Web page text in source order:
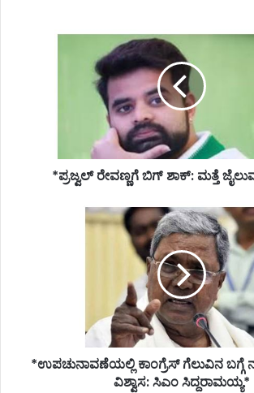
*ಪ್ರಜ್ವಲ್ ರೇವಣ್ಣಗೆ ಬಿಗ್ ಶಾಕ್: ಮತ್ತೆ
*ಉಪಚುನಾವಣೆಯಲ್ಲಿ
*ಉಪಚುನಾವಣೆಯಲ್ಲಿ ಕಾಂಗ್ರೆಸ್ ಗೆಲುವಿನ ಬಗ್ಗೆ
ವಿಶ್ವಾಸ: ಸಿಎಂ ಸಿದ್ದರಾಮಯ್ಯ*